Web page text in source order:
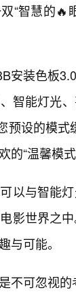
“智慧的
安装色板
智能灯光
预设的模
“温馨模
以与智能
世界之中
与可能。
不可忽视